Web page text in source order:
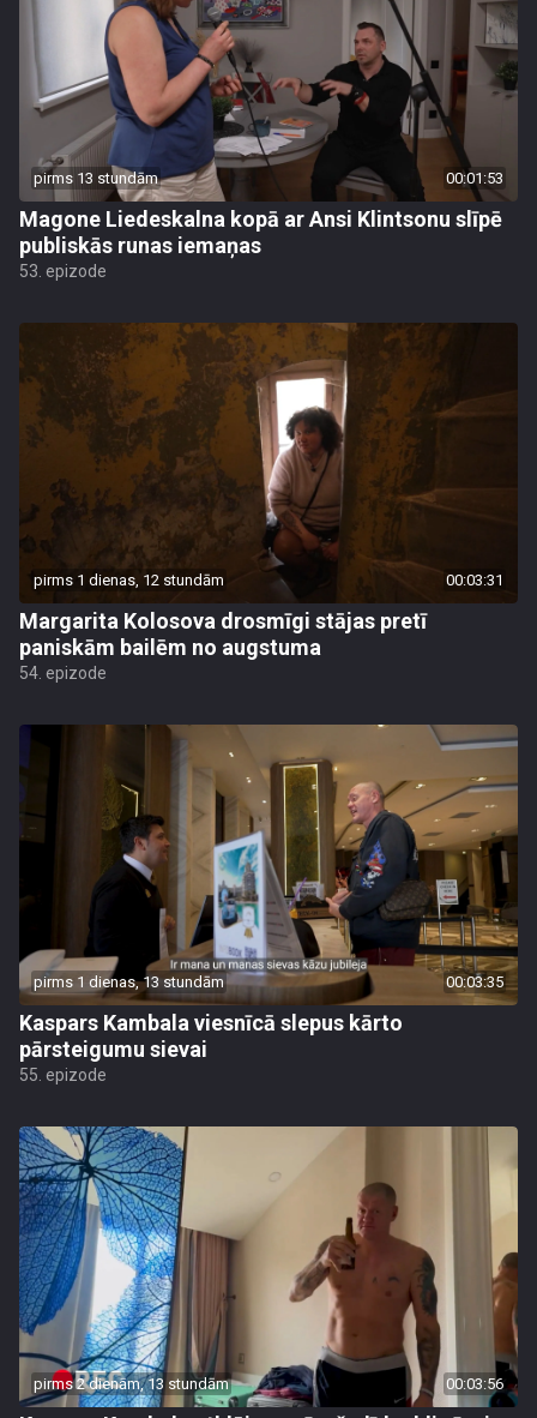
pirms 13 stundām 00:01:53
Magone Liedeskalna kopā ar Ansi Klintsonu slīpē
publiskās runas iemaņas
53. epizode
pirms 1 dienas, 12 stundām 00:03:31
Margarita Kolosova drosmīgi stājas pretī
paniskām bailēm no augstuma
54. epizode
pirms 1 dienas, 13 stundām 00:03:35
Kaspars Kambala viesnīcā slepus kārto
pārsteigumu sievai
55. epizode
pirms 2 dienām, 13 stundām 00:03:56